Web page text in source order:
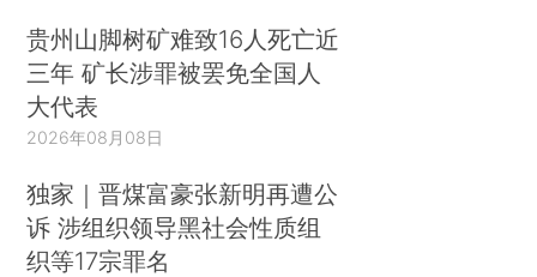
贵州山脚树矿难致16人死亡近
三年 矿长涉罪被罢免全国人
大代表
2026年08月08日
独家｜晋煤富豪张新明再遭公
诉 涉组织领导黑社会性质组
织等17宗罪名